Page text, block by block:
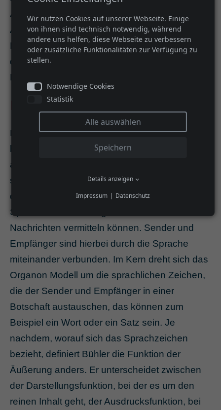
Außengeräusche oder fehlende
Aufmerksamkeit zu Störungen in der
Kommunikation. So kommt es zu Fehlern bei
der Decodierung der Nachricht und die
Kommunikation wird erschwert.
Das Organon Modell
Der Sprachtheoretiker Karl Bühler bezieht sich
bei seinem Kommunikationsmodell nicht nur
auf die zwei Parteien Sender und Empfänger,
sondern bringt einen weiteren Part ins Spiel:
den Sachverhalt. Das Modell betrachtet die
Sprache als Werkzeug, mit dem Menschen
Nachrichten vermitteln können. Sender und
Empfänger sind hierbei durch die Sprache
miteinander verbunden. Im Kern dreht sich das
Organon Modell um die sprachlichen Zeichen,
die der Sender und Empfänger in einer
Botschaft austauschen, das können zum
Beispiel ein Wort oder ein Satz sein. Je
nachdem, worauf sich das Sprachzeichen
bezieht, definiert Bühler die Funktion der
Äußerung anders. Er unterscheidet zwischen
der Darstellungsfunktion, bei der es um den
reinen Inhalt geht, der Ausdrucksfunktion, bei
Wir nutzen Cookies auf unserer Webseite. Einige
von ihnen sind technisch notwendig, während
andere uns helfen, diese Webseite zu verbessern
oder zusätzliche Funktionalitäten zur Verfügung zu
stellen.
Notwendige Cookies
Statistik
Alle auswählen
Speichern
Details anzeigen
Impressum
Datenschutz